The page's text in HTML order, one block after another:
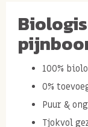
100%
0%
Puur &
Tjokvol